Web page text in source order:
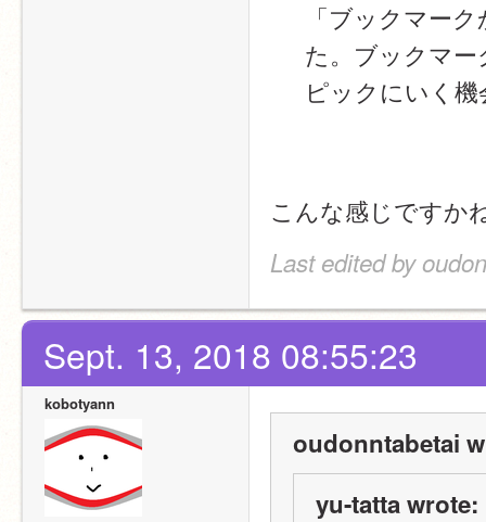
「ブックマー
た。ブックマ
ピックにいく
こんな感じですか
Last edited by
Sept. 13, 2018 08:55:23
kobotyann
oudonntabetai
yu-tatta wrote: